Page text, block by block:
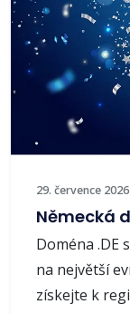
29. července 2026
Německá
Doména .DE
na největší
získejte k